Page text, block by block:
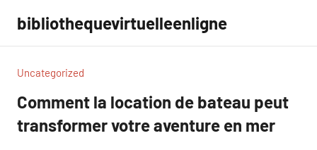
contenu
bibliothequevirtuelleenligne
Uncategorized
Comment la location de bateau peut
transformer votre aventure en mer